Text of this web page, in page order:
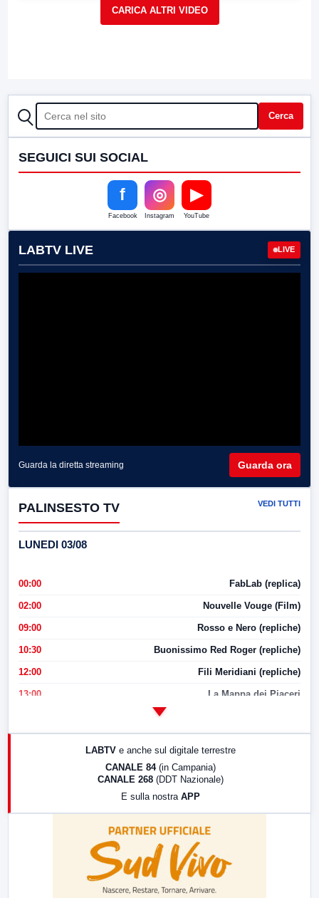
CERCA Cerca
SEGUICI SUI SOCIAL
f
Facebook
◎
Instagram
▶
YouTube
LABTV LIVE LIVE
Guarda la diretta streaming Guarda ora
PALINSESTO TV VEDI TUTTI
LUNEDI 03/08
00:00 FabLab (replica)
02:00 Nouvelle Vouge (Film)
09:00 Rosso e Nero (repliche)
10:30 Buonissimo Red Roger (repliche)
12:00 Fili Meridiani (repliche)
13:00 La Mappa dei Piaceri
17:00 LabNews (replica)
LABTV e anche sul digitale terrestre
CANALE 84 (in Campania)
CANALE 268 (DDT Nazionale)
E sulla nostra APP